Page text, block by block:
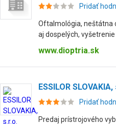
Pridať
Oftalmológia, neštátna
aj dospelých, vyšetrenie
www.dioptria.sk
ESSILOR
Pridať
Predaj prístrojového